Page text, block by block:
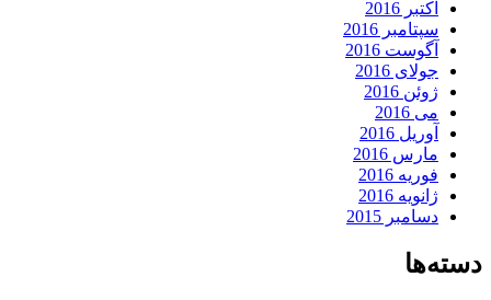
اکتبر 2016
سپتامبر 2016
آگوست 2016
جولای 2016
ژوئن 2016
می 2016
آوریل 2016
مارس 2016
فوریه 2016
ژانویه 2016
دسامبر 2015
دسته‌ها